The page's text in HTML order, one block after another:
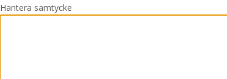
Hantera samtycke